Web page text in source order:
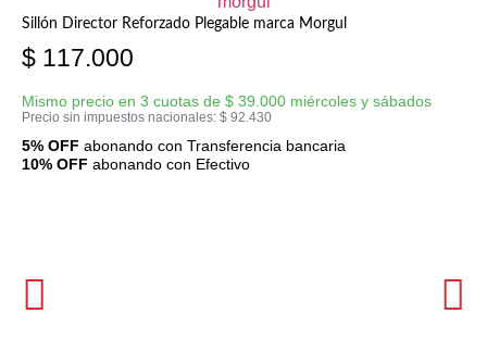
Sillón Director Reforzado Plegable marca Morgul
$ 117.000
Mismo precio en 3 cuotas de $ 39.000 miércoles y sábados
Precio sin impuestos nacionales: $ 92.430
5% OFF abonando con Transferencia bancaria
10% OFF abonando con Efectivo